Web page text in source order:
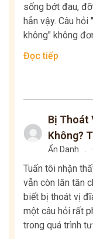
sống bớt đau,
hẳn vậy. Câu
không" không
Đọc tiếp
Bị Thoát
Không?
Ẩn Danh
Tuấn tôi nhận
vẫn còn lăn tăn
biết bị thoát vị
một câu hỏi rất
trong quá trình tư